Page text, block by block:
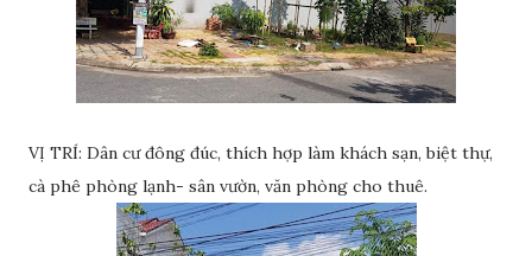
VỊ TRÍ: Dân cư đông đúc, thích hợp làm khách sạn, biệt thự,
cà phê phòng lạnh- sân vườn, văn phòng cho thuê.